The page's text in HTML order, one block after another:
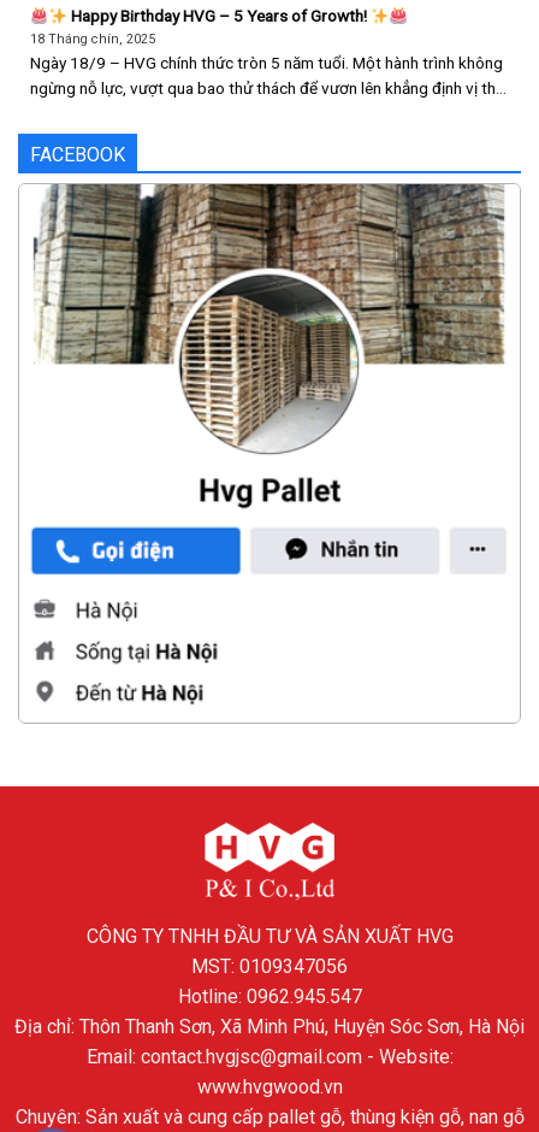
hành. Khác với nhiều đơn vị nhỏ lẻ [...]
Happy Birthday HVG – 5 Years of Growth!
18 Tháng chín, 2025
Ngày 18/9 – HVG chính thức tròn 5 năm tuổi. Một hành trình không
ngừng nỗ lực, vượt qua bao thử thách để vươn lên khẳng định vị thế.
hàng & đối tác
FACEBOOK
CÔNG TY TNHH ĐẦU TƯ VÀ SẢN XUẤT HVG
MST: 0109347056
Hotline: 0962.945.547
Địa chỉ: Thôn Thanh Sơn, Xã Minh Phú, Huyện Sóc Sơn, Hà Nội
Email: contact.hvgjsc@gmail.com - Website:
www.hvgwood.vn
Chuyên: Sản xuất và cung cấp pallet gỗ, thùng kiện gỗ, nan gỗ